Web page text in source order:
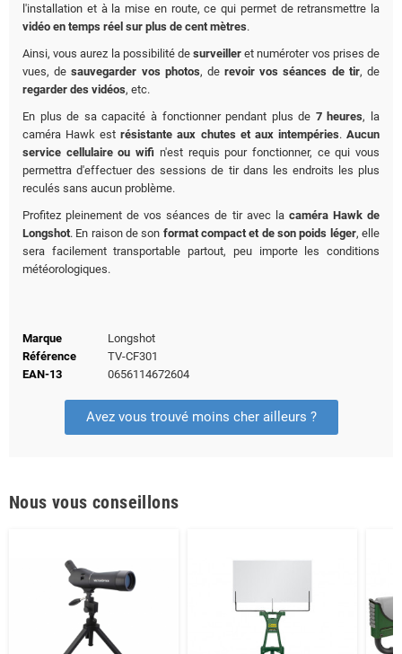
l'installation et à la mise en route, ce qui permet de retransmettre la
vidéo en temps réel sur plus de cent mètres.
Ainsi, vous aurez la possibilité desurveiller et numéroter vos prises de
vues, desauvegarder vos photos, derevoir vos séances de tir, de
regarder des vidéos, etc.
En plus de sa capacité à fonctionner pendant plus de 7 heures, la
caméra Hawk estrésistante aux chutes et aux intempéries.Aucun
service cellulaire ou wifi n'est requis pour fonctionner, ce qui vous
permettra d'effectuer des sessions de tir dans les endroits les plus
reculés sans aucun problème.
Profitez pleinement de vos séances de tir avec la caméra Hawk de
Longshot. En raison de son format compact et de son poids léger, elle
sera facilement transportable partout, peu importe les conditions
météorologiques.
Marque
Longshot
Référence
TV-CF301
EAN-13
0656114672604
Avez vous trouvé moins cher ailleurs ?
Nous vous conseillons